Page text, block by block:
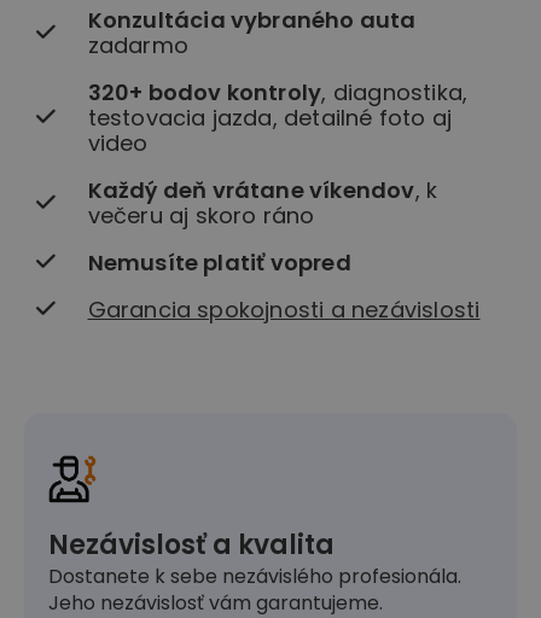
Konzultácia vybraného auta
zadarmo
320+ bodov kontroly, diagnostika,
testovacia jazda, detailné foto aj
video
Každý deň vrátane víkendov, k
večeru aj skoro ráno
Nemusíte platiť vopred
Garancia spokojnosti a nezávislosti
Nezávislosť a kvalita
Dostanete k sebe nezávislého profesionála.
Jeho nezávislosť vám garantujeme.